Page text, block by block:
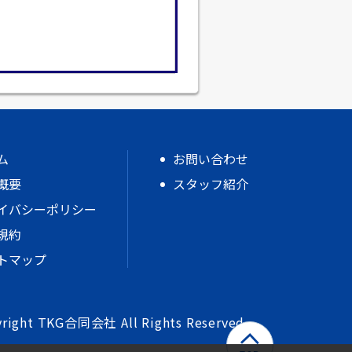
要
バシーポリシー
約
マップ
お問い合わせ
スタッフ紹介
TKG合同会社 All Rights Reserved.